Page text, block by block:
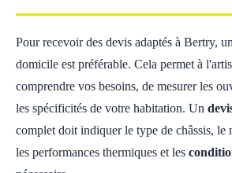
Pour recevoir des devis adaptés à Bertry,
domicile est préférable. Cela permet à
comprendre vos besoins, de mesurer les
les spécificités de votre habitation. Un
complet doit indiquer le type de châssis, le
les performances thermiques et les